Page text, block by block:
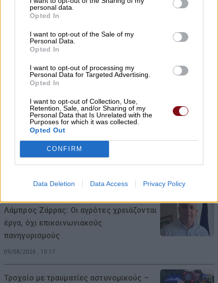
personal data.
Opted In
I want to opt-out of the Sale of my
Personal Data.
Opted In
I want to opt-out of processing my
Personal Data for Targeted Advertising.
Opted In
I want to opt-out of Collection, Use,
Retention, Sale, and/or Sharing of my
Personal Data that Is Unrelated with the
Purposes for which it was collected.
Opted Out
CONFIRM
Data Deletion Data Access Privacy Policy
στρατιωτική βάση με υπόγεια
09/08/2026 , 11:19
Για τα προβλήματα γεωργών και
κτηνοτρόφων ενημερώθηκε ο Γιάννης
Καριπίδης
09/08/2026 , 11:07
Δύο συλλήψεις σε Λάρισα και Φάρσαλα
για διατάραξη κοινής ησυχίας
09/08/2026 , 10:41
Λάμπρος Ζάρρας: Οι αγρότες χρειάζονται
έργα, όχι επικοινωνιακούς
πανηγυρισμούς
09/08/2026 , 10:17
Τροχαίο με τραυματίες αστυνομικούς –